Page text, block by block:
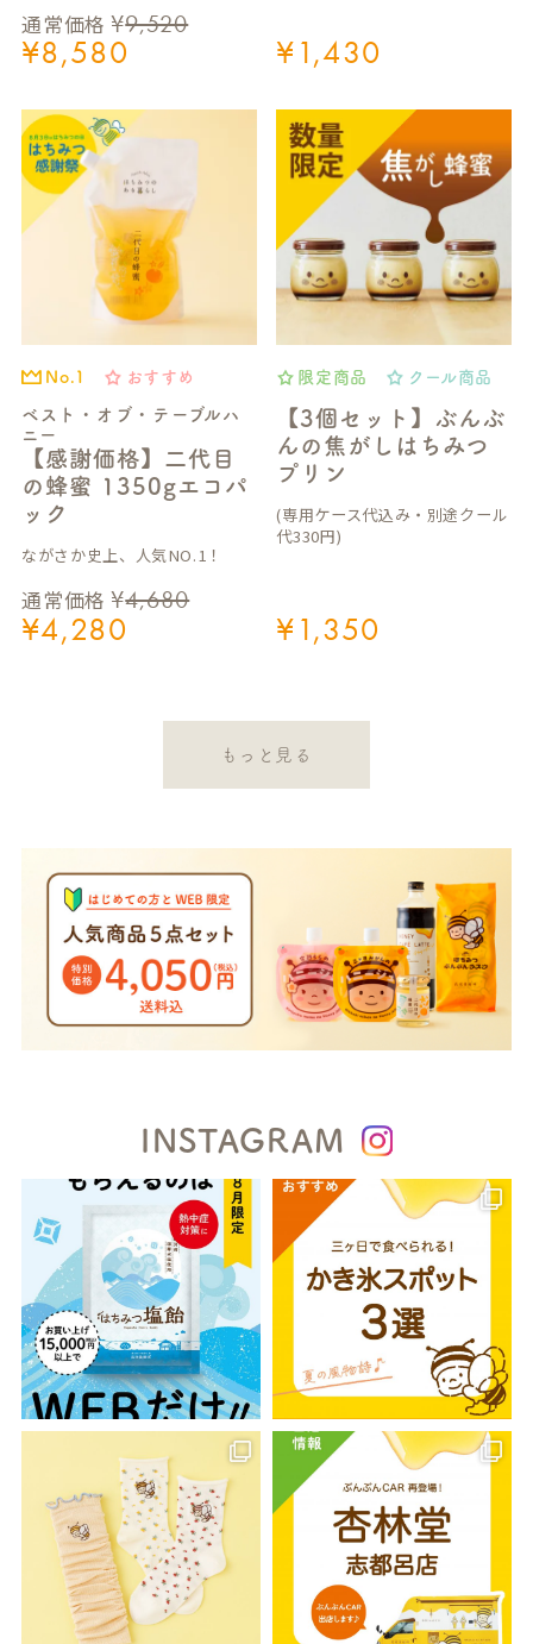
通常価格 ¥9,520
¥8,580 ¥1,430
ベスト・オブ・テーブルハ
ニー
【感謝価格】二代目
の蜂蜜 1350gエコパ
ック
No.1 おすすめ
通常価格 ¥4,680
¥4,280
ながさか史上、人気NO.1！
【3個セット】ぶんぶ
んの焦がしはちみつ
プリン
限定商品 クール商品
¥1,350
(専用ケース代込み・別途クール
代330円)
もっと見る
INSTAGRAM